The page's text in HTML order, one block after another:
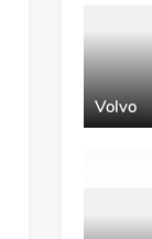
Volvo